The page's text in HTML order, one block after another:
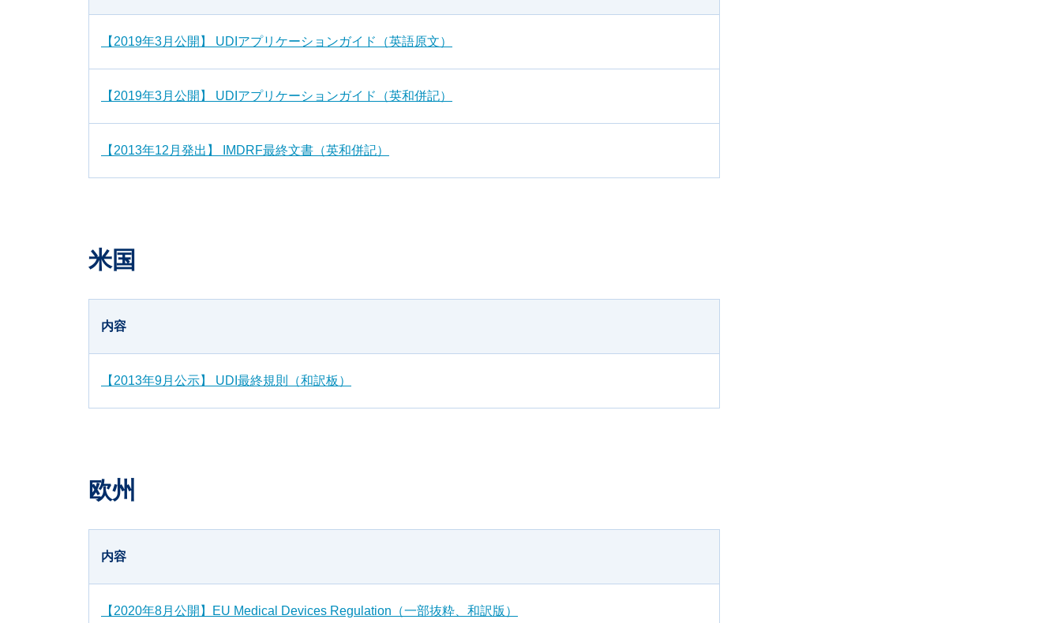
【2019年3月公開】 UDIアプリケーションガイド（英語原文）
【2019年3月公開】 UDIアプリケーションガイド（英和併記）
【2013年12月発出】 IMDRF最終文書（英和併記）
米国
内容
【2013年9月公示】 UDI最終規則（和訳板）
欧州
内容
【2020年8月公開】EU Medical Devices Regulation（一部抜粋、和訳版）